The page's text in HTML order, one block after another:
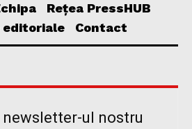
Rețea PressHUB
editoriale
Contact
ul nostru